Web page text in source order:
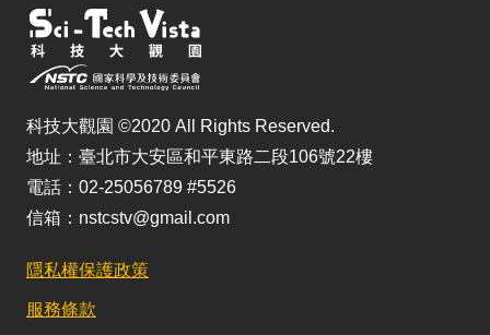
科技大觀園 ©2020 All Rights Reserved.
地址：臺北市大安區和平東路二段106號22樓
電話：02-25056789 #5526
信箱：nstcstv@gmail.com
隱私權保護政策
服務條款